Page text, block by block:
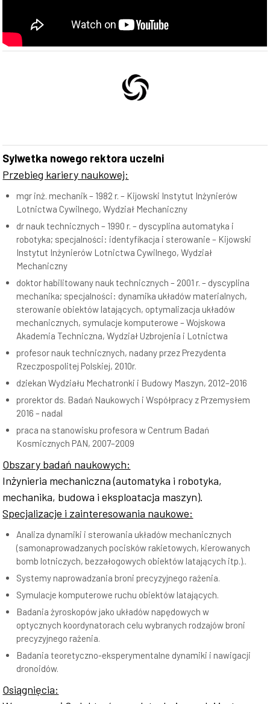
Sylwetka nowego rektora uczelni
Przebieg kariery naukowej:
mgr inż. mechanik – 1982 r. – Kijowski Instytut Inżynierów
Lotnictwa Cywilnego, Wydział Mechaniczny
dr nauk technicznych – 1990 r. – dyscyplina automatyka i
robotyka; specjalności: identyfikacja i sterowanie – Kijowski
Instytut Inżynierów Lotnictwa Cywilnego, Wydział
Mechaniczny
doktor habilitowany nauk technicznych – 2001 r. – dyscyplina
mechanika; specjalności: dynamika układów materialnych,
sterowanie obiektów latających, optymalizacja układów
mechanicznych, symulacje komputerowe – Wojskowa
Akademia Techniczna, Wydział Uzbrojenia i Lotnictwa
profesor nauk technicznych, nadany przez Prezydenta
Rzeczpospolitej Polskiej, 2010r.
dziekan Wydziału Mechatronki i Budowy Maszyn, 2012–2016
prorektor ds. Badań Naukowych i Współpracy z Przemysłem
2016 – nadal
praca na stanowisku profesora w Centrum Badań
Kosmicznych PAN, 2007–2009
Obszary badań naukowych:
Inżynieria mechaniczna (automatyka i robotyka,
mechanika, budowa i eksploatacja maszyn).
Specjalizacje i zainteresowania naukowe:
Analiza dynamiki i sterowania układów mechanicznych
(samonaprowadzanych pocisków rakietowych, kierowanych
bomb lotniczych, bezzałogowych obiektów latających itp.)..
Systemy naprowadzania broni precyzyjnego rażenia.
Symulacje komputerowe ruchu obiektów latających.
Badania żyroskopów jako układów napędowych w
optycznych koordynatorach celu wybranych rodzajów broni
precyzyjnego rażenia.
Badania teoretyczno-eksperymentalne dynamiki i nawigacji
dronoidów.
Osiągnięcia: